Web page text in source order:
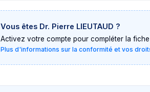
Vous êtes Dr. Pierre LIEUTAUD ?
Activez votre compte pour compléter la
Plus d'informations sur la conformité et vos